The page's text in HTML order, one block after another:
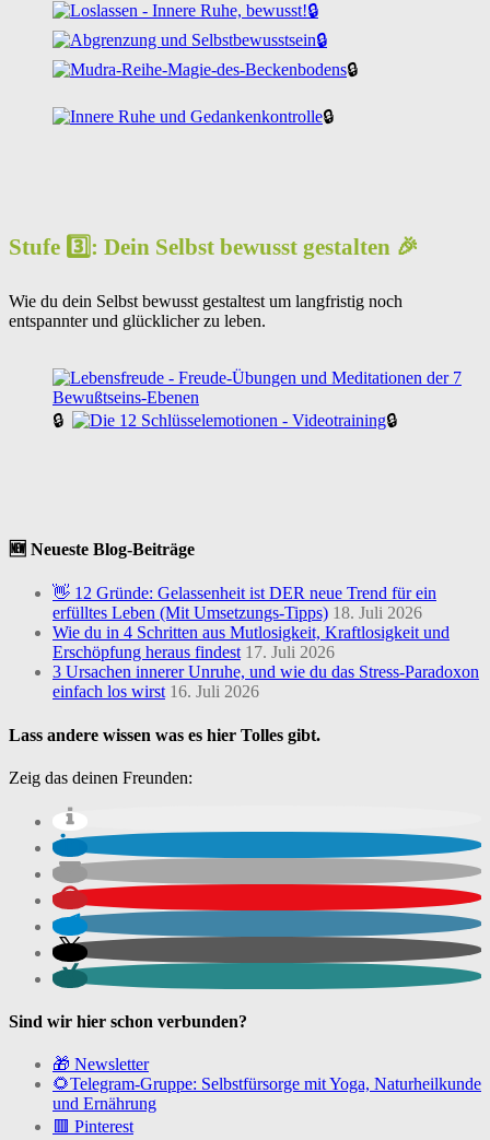
🔒
🔒
🔒
🔒
Stufe 3️⃣: Dein Selbst bewusst gestalten 🎉
Wie du dein Selbst bewusst gestaltest um langfristig noch
entspannter und glücklicher zu leben.
🔒 🔒
🆕 Neueste Blog-Beiträge
👋 12 Gründe: Gelassenheit ist DER neue Trend für ein
erfülltes Leben (Mit Umsetzungs-Tipps) 18. Juli 2026
Wie du in 4 Schritten aus Mutlosigkeit, Kraftlosigkeit und
Erschöpfung heraus findest 17. Juli 2026
3 Ursachen innerer Unruhe, und wie du das Stress-Paradoxon
einfach los wirst 16. Juli 2026
Lass andere wissen was es hier Tolles gibt.
Zeig das deinen Freunden:
Sind wir hier schon verbunden?
🎁 Newsletter
🌻Telegram-Gruppe: Selbstfürsorge mit Yoga, Naturheilkunde
und Ernährung
🟥 Pinterest